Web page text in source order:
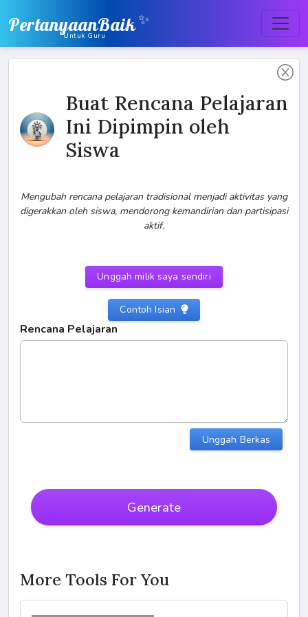
PertanyaanBaik✨
Untuk Guru
Buat Rencana Pelajaran
Ini Dipimpin oleh
Siswa
Mengubah rencana pelajaran tradisional menjadi aktivitas yang
digerakkan oleh siswa, mendorong kemandirian dan partisipasi
aktif.
Unggah milik saya sendiri
Contoh Isian
Rencana Pelajaran
Unggah Berkas
Generate
More Tools For You